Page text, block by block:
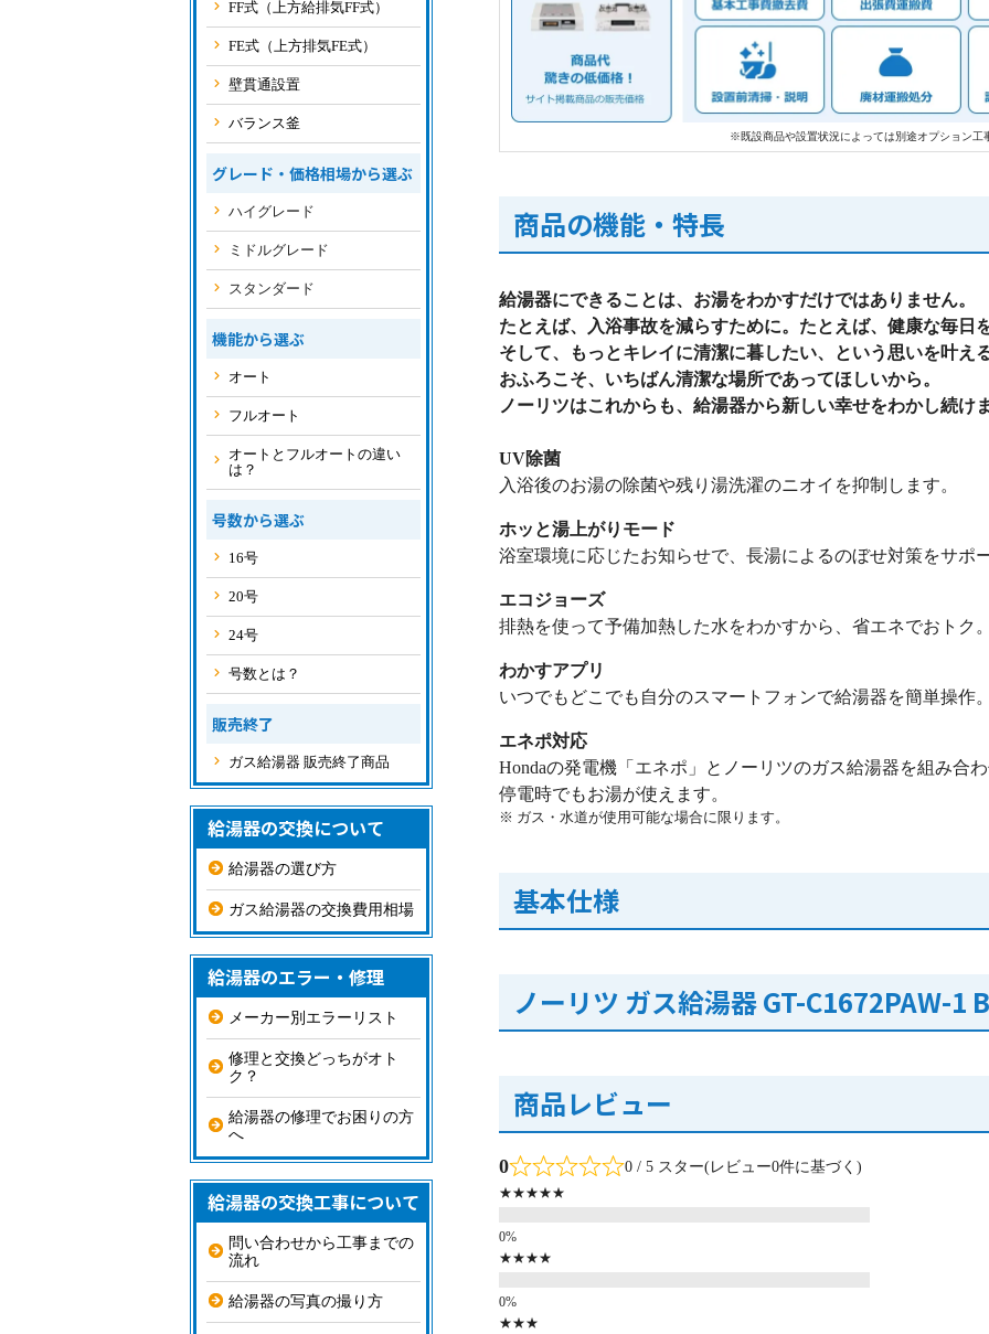
※既設商品や設置状況によっては別途オプション
商品の機能・特長
給湯器にできることは、お湯をわかすだけではありません。
たとえば、入浴事故を減らすために。たとえば、健康な毎日
そして、もっとキレイに清潔に暮したい、という思いを叶え
おふろこそ、いちばん清潔な場所であってほしいから。
ノーリツはこれからも、給湯器から新しい幸せをわかし続け
UV除菌
入浴後のお湯の除菌や残り湯洗濯のニオイを抑制します。
ホッと湯上がりモード
浴室環境に応じたお知らせで、長湯によるのぼせ対策をサポ
エコジョーズ
排熱を使って予備加熱した水をわかすから、省エネでおトク
わかすアプリ
いつでもどこでも自分のスマートフォンで給湯器を簡単操作
エネポ対応
Hondaの発電機「エネポ」とノーリツのガス給湯器を組み合
停電時でもお湯が使えます。
※ ガス・水道が使用可能な場合に限ります。
基本仕様
ノーリツ ガス給湯器 GT-C1672PAW-1
商品レビュー
0 0 / 5 スター(レビュー0件に基づく)
★★★★★
★★★★
★★★
FF式（上方給排気FF式）
FE式（上方排気FE式）
壁貫通設置
バランス釜
グレード・価格相場から選ぶ
ハイグレード
ミドルグレード
スタンダード
機能から選ぶ
オート
フルオート
オートとフルオートの違い
は？
号数から選ぶ
16号
20号
24号
号数とは？
販売終了
ガス給湯器 販売終了商品
給湯器の交換について
給湯器の選び方
ガス給湯器の交換費用相場
給湯器のエラー・修理
メーカー別エラーリスト
修理と交換どっちがオト
ク？
給湯器の修理でお困りの方
へ
給湯器の交換工事について
問い合わせから工事までの
流れ
給湯器の写真の撮り方